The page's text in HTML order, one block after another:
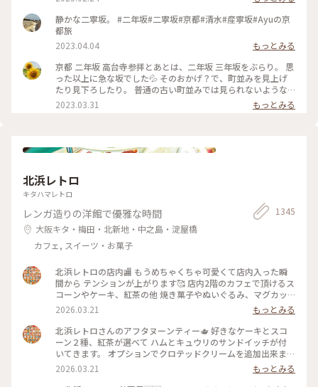
した☕️✨ 抹茶バターサンドも美味しかった♡ こちらのスタバ
は、 築100年を超える伝統的な日本家屋の店舗で、 畳の間で
コーヒー体験が楽しめます。 私の隣にいた観光客さんが、 畳
の間はどこかと聞いてこられたので こちらですよとお伝えし
ました😊 観光客さんは「ここに来るのが 夢だったんです✨」
と話していました。 その気持ちがよくわかります。 とても素
敵なスタバでした⟡.·*. のんびりと散策が楽しい 夕暮れのニ寧
坂でした(˶ˊᵕˋ˵)✨ #二寧坂 #二年坂 #京都 #京都旅 #スターバ
ックスコーヒー京都二寧坂ヤサカ茶屋店 #スタバ #ぽかぽか #
夕暮れの二寧坂
静かな二寧坂。 #二年坂#二寧坂#京都#清水#産寧坂#Ayuの京
都旅
2023.04.04
もっとみる
京都 二年坂 高台寺参拝とあとは、二年坂 三年坂をぶらり。 思
った以上に急な坂でした💦 そのおかげ？で、町並みを見上げ
たり見下ろしたり。 普通の古い町並みでは見られないような
風景でした。 そして、見たかった町並み越しの五重塔✨ ちょ
うどお庭からしだれ桜の枝が出ていて、フォトスポットになっ
お花見 #桜
2023.03.31 もっとみる
北浜レトロ
キタハマレトロ
レンガ造りの洋館で優雅な時間
大阪キタ・梅田・北新地・中之島・淀屋橋
カフェ, スイーツ・お菓子
1345
北浜レトロの店内🏬 もうめちゃくちゃ可愛くて店内入った瞬
間から テンションが上がります🥰 店内2階のカフェで頂けるス
コーンやケーキ、紅茶の他 焼き菓子やぬいぐるみ、マグカッ
プやプレゼント用の 詰め合わせなど購入することが出来ます✨
店内はシックなアンティーク家具にミントグリーンが 映えて
素敵な空間です〜！
2026.03.21
もっとみる
北浜レトロさんのアフタヌーンティー🫖 好きなケーキとスコ
ーン２種、紅茶が選べて ハムとキュウリのサンドイッチが付
いてきます。 オプションでクロテッドクリームを追加出来ます
✨ スコーンは季節限定のさくらとくるみをチョイス。 ケーキ
はストロベリースペシャルショートケーキです🍓 ウェッジウ
2026.03.21
もっとみる